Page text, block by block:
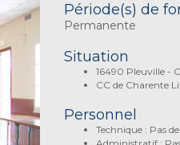
Période(s) de
Permanente
Situation
16490 Pleuville -
CC de Charente
Personnel
Technique : Pas